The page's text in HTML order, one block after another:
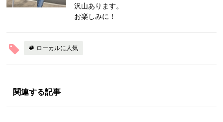
沢山あります。
お楽しみに！
ローカルに人気
関連する記事